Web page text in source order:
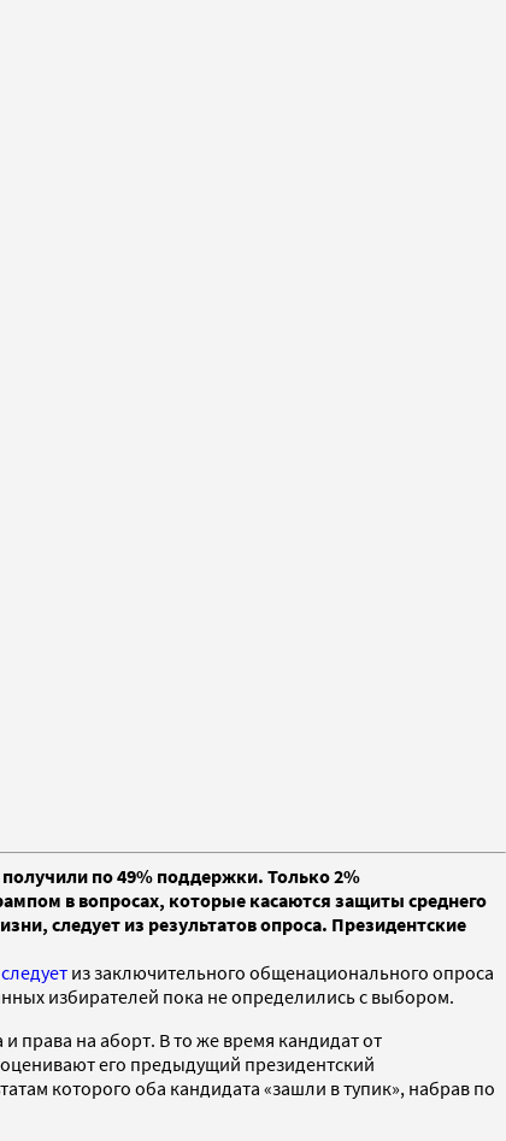
получили по 49% поддержки. Только 2%
в вопросах, которые касаются защиты среднего
следует из результатов опроса. Президентские
следует из заключительного общенационального опроса
избирателей пока не определились с выбором.
права на аборт. В то же время кандидат от
его предыдущий президентский
которого оба кандидата «зашли в тупик», набрав по